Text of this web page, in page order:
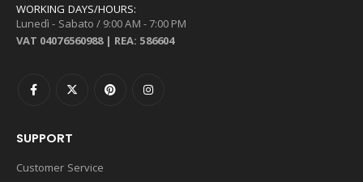
WORKING DAYS/HOURS:
Lunedì - Sabato / 9:00 AM - 7:00 PM
VAT 04076560988 | REA: 586604
SUPPORT
Customer Service